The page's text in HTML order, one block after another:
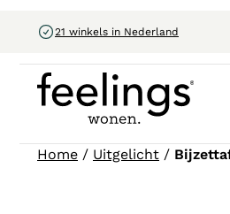
21 winkels in Nederland
Home / Uitgelicht /